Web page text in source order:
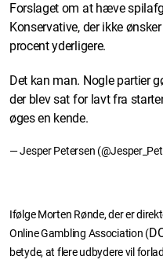
Forslaget om at hæve
Konservative, der ikke
procent yderligere.
Det kan man. Nogle partier
der blev sat for lavt fra
øges en kende.
— Jesper Petersen
Ifølge Morten Rønde, der er
Online Gambling Association (
betyde, at flere udbydere vil